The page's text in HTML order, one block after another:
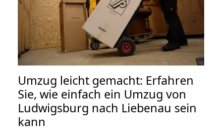
Umzug leicht gemacht: Erfahren
Sie, wie einfach ein Umzug von
Ludwigsburg nach Liebenau sein
kann